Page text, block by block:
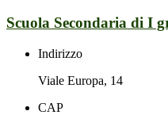
Scuola Secondaria di I
Indirizzo
Viale Europa, 14
CAP